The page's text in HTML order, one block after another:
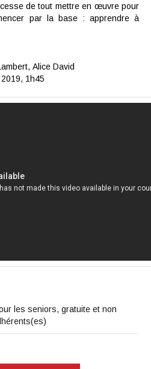
de tout mettre en œuvre pour
par la base : apprendre à
Alice David
2019, 1h45
les seniors, gratuite et non